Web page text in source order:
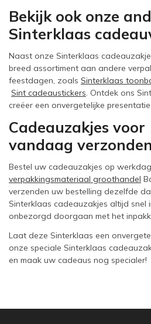
Bekijk ook onze
Sinterklaas
Naast onze Sinterklaas
breed assortiment aan andere
feestdagen, zoals Sinterklaas
Sint cadeaustickers. Ontdek ons
creëer een onvergetelijke
Cadeauzakjes voor
vandaag verzonden
Bestel uw cadeauzakjes op
verpakkingsmateriaal groothandel
verzenden uw bestelling dezelfde
Sinterklaas cadeauzakjes altijd snel
onbezorgd doorgaan met het
Laat deze Sinterklaas een
onze speciale Sinterklaas
en maak uw cadeaus nog specialer!